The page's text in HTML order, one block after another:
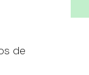
de